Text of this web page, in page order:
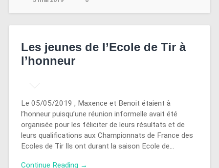
Les jeunes de l’Ecole de Tir à
l’honneur
Le 05/05/2019 , Maxence et Benoit étaient à
l’honneur puisqu’une réunion informelle avait été
organisée pour les féliciter de leurs résultats et de
leurs qualifications aux Championnats de France des
Ecoles de Tir Ils ont durant la saison Ecole de…
Continue Reading →